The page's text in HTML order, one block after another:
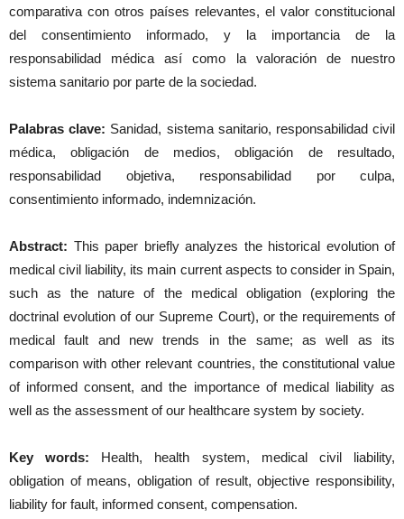
comparativa con otros países relevantes, el valor constitucional
del consentimiento informado, y la importancia de la
responsabilidad médica así como la valoración de nuestro
sistema sanitario por parte de la sociedad.
Palabras clave: Sanidad, sistema sanitario, responsabilidad civil
médica, obligación de medios, obligación de resultado,
responsabilidad objetiva, responsabilidad por culpa,
consentimiento informado, indemnización.
Abstract: This paper briefly analyzes the historical evolution of
medical civil liability, its main current aspects to consider in Spain,
such as the nature of the medical obligation (exploring the
doctrinal evolution of our Supreme Court), or the requirements of
medical fault and new trends in the same; as well as its
comparison with other relevant countries, the constitutional value
of informed consent, and the importance of medical liability as
well as the assessment of our healthcare system by society.
Key words: Health, health system, medical civil liability,
obligation of means, obligation of result, objective responsibility,
liability for fault, informed consent, compensation.